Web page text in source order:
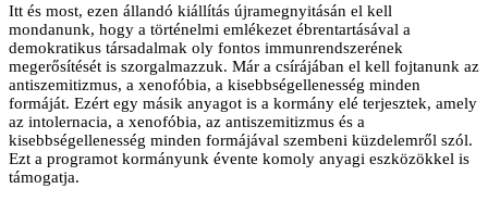
Itt és most, ezen állandó kiállítás újramegnyitásán el kell
mondanunk, hogy a történelmi emlékezet ébrentartásával a
demokratikus társadalmak oly fontos immunrendszerének
megerősítését is szorgalmazzuk. Már a csírájában el kell fojtanunk az
antiszemitizmus, a xenofóbia, a kisebbségellenesség minden
formáját. Ezért egy másik anyagot is a kormány elé terjesztek, amely
az intolernacia, a xenofóbia, az antiszemitizmus és a
kisebbségellenesség minden formájával szembeni küzdelemről szól.
Ezt a programot kormányunk évente komoly anyagi eszközökkel is
támogatja.